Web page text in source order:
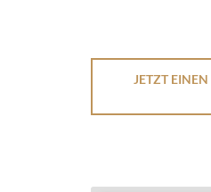
JETZT